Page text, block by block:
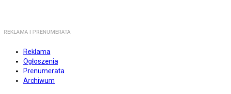
REKLAMA I PRENUMERATA
Reklama
Ogłoszenia
Prenumerata
Archiwum